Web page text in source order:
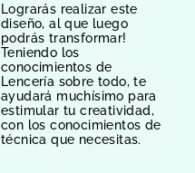
Lograrás realizar este
diseño, al que luego
podrás transformar!
Teniendo los
conocimientos de
Lencería sobre todo, te
ayudará muchísimo para
estimular tu creatividad,
con los conocimientos de
técnica que necesitas.